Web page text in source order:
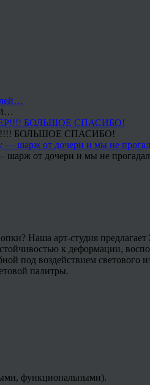
БОЛЬШОЕ СПАСИБО!
шарж от дочери и мы не
Наша арт-студия предлагает
к деформации,
под воздействием светового
палитры.
функциональными).